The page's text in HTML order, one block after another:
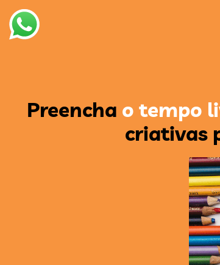
Preencha o tempo
criativas